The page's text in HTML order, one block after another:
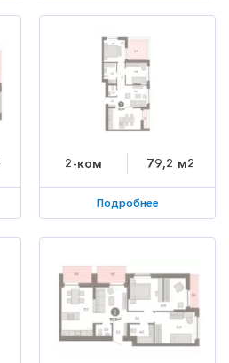
2-ком 79,2 м2
Подробнее